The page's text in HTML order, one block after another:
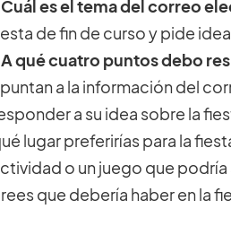
es el tema del correo
de fin de curso y pide
qué cuatro puntos debo
a la información del
a su idea sobre la
lugar preferirías para la
o un juego que podría
que debería haber en la